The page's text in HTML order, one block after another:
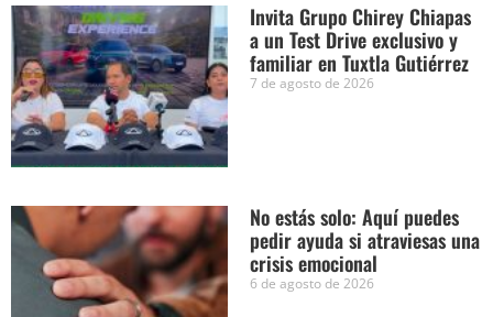
Invita Grupo Chirey Chiapas
a un Test Drive exclusivo y
familiar en Tuxtla Gutiérrez
7 de agosto de 2026
No estás solo: Aquí puedes
pedir ayuda si atraviesas una
crisis emocional
6 de agosto de 2026